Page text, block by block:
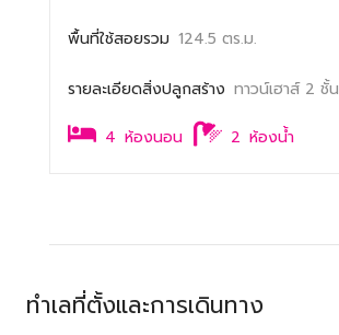
พื้นที่ใช้สอยรวม 124.5 ตร.ม.
รายละเอียดสิ่งปลูกสร้าง ทาวน์เฮาส์ 2 ชั้น
4 ห้องนอน 2 ห้องน้ำ
ทำเลที่ตั้งและการเดินทาง